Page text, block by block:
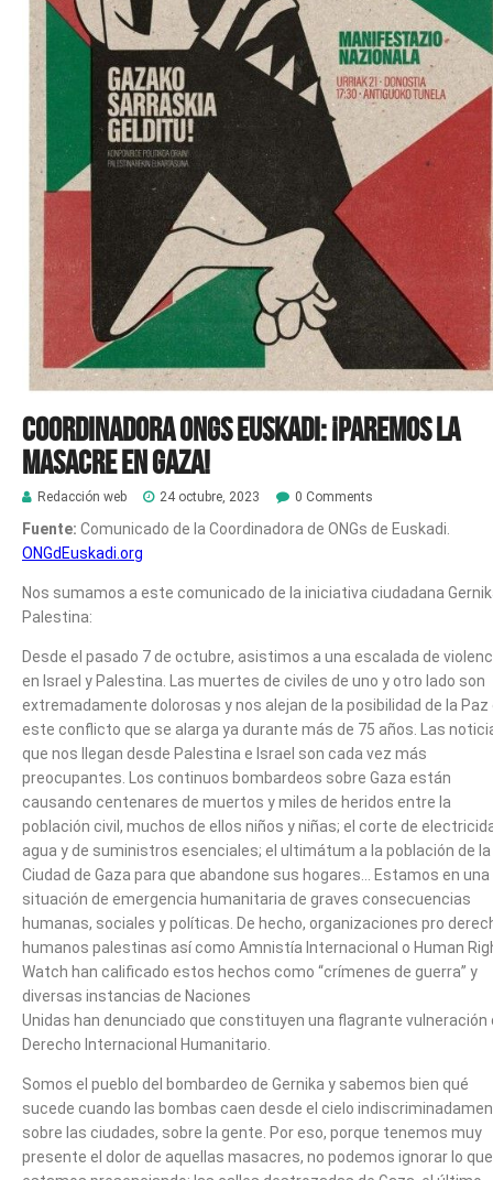
Coordinadora ONGs Euskadi: ¡Paremos la
masacre en Gaza!
Redacción web 24 octubre, 2023 0 Comments
Fuente: Comunicado de la Coordinadora de ONGs de Euskadi.
ONGdEuskadi.org
Nos sumamos a este comunicado de la iniciativa ciudadana
Palestina:
Desde el pasado 7 de octubre, asistimos a una escalada de
en Israel y Palestina. Las muertes de civiles de uno y otro lado son
extremadamente dolorosas y nos alejan de la posibilidad de la Paz
este conflicto que se alarga ya durante más de 75 años. Las
que nos llegan desde Palestina e Israel son cada vez más
preocupantes. Los continuos bombardeos sobre Gaza están
causando centenares de muertos y miles de heridos entre la
población civil, muchos de ellos niños y niñas; el corte de
agua y de suministros esenciales; el ultimátum a la población de la
Ciudad de Gaza para que abandone sus hogares… Estamos en una
situación de emergencia humanitaria de graves consecuencias
humanas, sociales y políticas. De hecho, organizaciones pro
humanos palestinas así como Amnistía Internacional o Human
Watch han calificado estos hechos como “crímenes de guerra” y
diversas instancias de Naciones
Unidas han denunciado que constituyen una flagrante vulneración
Derecho Internacional Humanitario.
Somos el pueblo del bombardeo de Gernika y sabemos bien qué
sucede cuando las bombas caen desde el cielo
sobre las ciudades, sobre la gente. Por eso, porque tenemos muy
presente el dolor de aquellas masacres, no podemos ignorar lo que